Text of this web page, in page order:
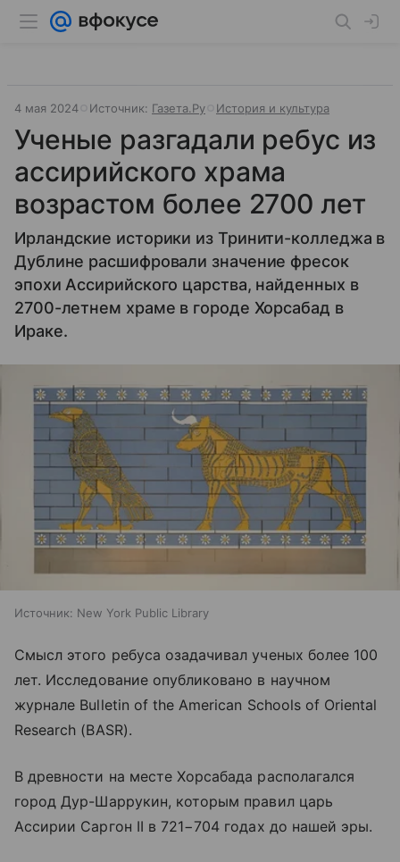
4 мая 2024 Источник: Газета.Ру История и культура
Ученые разгадали ребус из
ассирийского храма
возрастом более 2700 лет
Ирландские историки из Тринити-колледжа в
Дублине расшифровали значение фресок
эпохи Ассирийского царства, найденных в
2700-летнем храме в городе Хорсабад в
Ираке.
Источник: New York Public Library
Смысл этого ребуса озадачивал ученых более 100
лет. Исследование опубликовано в научном
журнале Bulletin of the American Schools of Oriental
Research (BASR).
В древности на месте Хорсабада располагался
город Дур-Шаррукин, которым правил царь
Ассирии Саргон II в 721−704 годах до нашей эры.